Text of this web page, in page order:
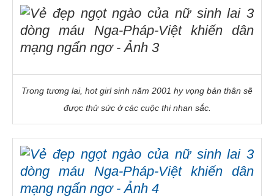
Trong tương lai, hot girl sinh năm 2001 hy vọng bản thân sẽ
được thử sức ở các cuộc thi nhan sắc.